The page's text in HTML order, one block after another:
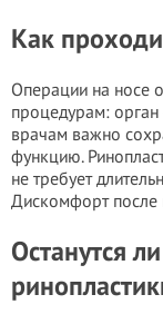
Как
Операции на носе
процедурам:
врачам важно
функцию.
не требует
Дискомфорт
Останутся